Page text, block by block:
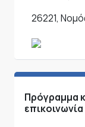
26221,
Πρόγραμμα
επικοινωνία